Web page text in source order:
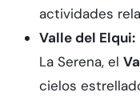
actividades
Valle del Elqui:
La Serena, el
cielos